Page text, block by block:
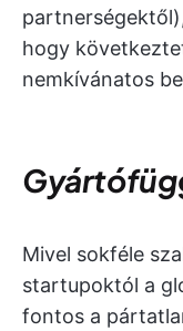
hogy
nemkívánatos
Mivel sokféle
startupoktól a
fontos a